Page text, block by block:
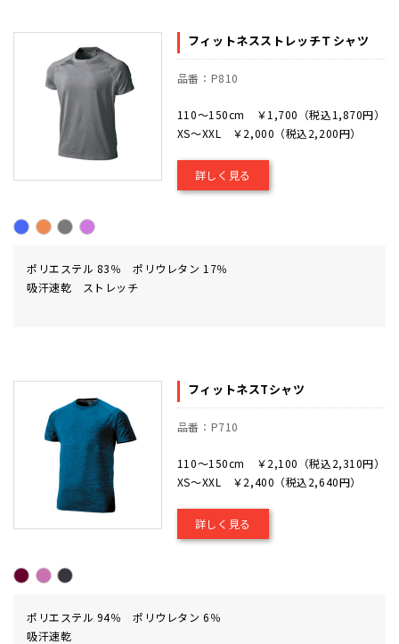
フィットネスストレッチＴシャツ
品番：P810
110～150cm ￥1,700（税込1,870円）
XS～XXL ￥2,000（税込2,200円）
詳しく見る
ポリエステル 83％ ポリウレタン 17％
吸汗速乾 ストレッチ
フィットネスTシャツ
品番：P710
110～150cm ￥2,100（税込2,310円）
XS～XXL ￥2,400（税込2,640円）
詳しく見る
ポリエステル 94％ ポリウレタン 6％
吸汗速乾